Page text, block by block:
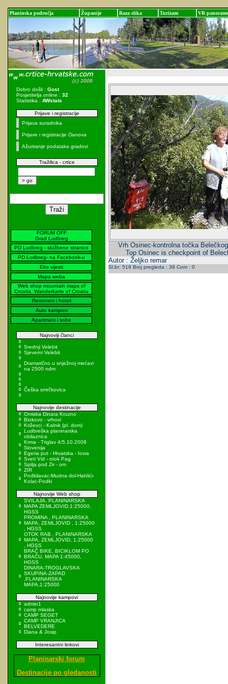
Planinska područja Županije Baza slika Turizam VR panorame
Dobro došli : Gost
Posjetitelja online : 32
Statistika : AWstats
Prijave i registracije
Prijava suradnika
Prijave i registracije članova
Ažuriranje podataka gradovi
Tražilica - crtice
FORUM OFF
Grad Ludbreg
PD Ludbreg - službene stranice
PD Ludbreg- na Facebook-u
Eko vijesti
Mapa weba
Web shop mountain maps of
Croatia, Wanderkarte of Croatia
Restorani i hoteli
Auto kampovi
Apartmani i sobe
Najnoviji članci
Srednji Velebit
Sjeverni Velebit
Dramatično u snježnoj mećavi
na 2500 ndm
Češka smrčkovica
Najnovije destinacije
Omiska Dinara Kruzno
Biokovo - vrhovi
Križevci - Kalnik (pl. dom)
Ludbreška planinarska
obilaznica
Krma - Triglav 4/5.10.2008
Slovenija
Egeria put - Hrvatska - Iovia
Sveti Vid - otok Pag
Spilja pod Zir - om
ZIR
Podkilavac-Mudna dol-Hahlići-
Kolac-Podki
Najnovije Web shop
SVILAJA, PLANINARSKA
MAPA ZEMLJOVID,1:25000,
HGSS
PROMINA , PLANINARSKA
MAPA, ZEMLJOVID , 1:25000
, HGSS
OTOK RAB , PLANINARSKA
MAPA, ZEMLJOVID, 1:25000
, HGSS
BRAČ BIKE, BICIKLOM PO
BRAČU, MAPA 1:45000,
HGSS
DINARA-TROGLAVSKA
SKUPINA-ZAPAD
,PLANINARSKA
MAPA,1:25000
Najnovije kampovi
admin1
camp mlaska
CAMP SEGET
CAMP VRANJICA
BELVEDERE
Diana & Josip
Interesantni linkovi
Planinarski forum
Destinacije po gledanosti
Vrh Osinec-kontrolna točka
Top Osinec is checkpoint of
Autor : Željko remar
Sl.br: 519 Broj pregleda : 39 Com : 0